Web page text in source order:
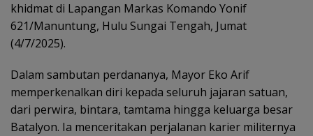
khidmat di Lapangan Markas Komando Yonif
621/Manuntung, Hulu Sungai Tengah, Jumat
(4/7/2025).
Dalam sambutan perdananya, Mayor Eko Arif
memperkenalkan diri kepada seluruh jajaran satuan,
dari perwira, bintara, tamtama hingga keluarga besar
Batalyon. Ia menceritakan perjalanan karier militernya